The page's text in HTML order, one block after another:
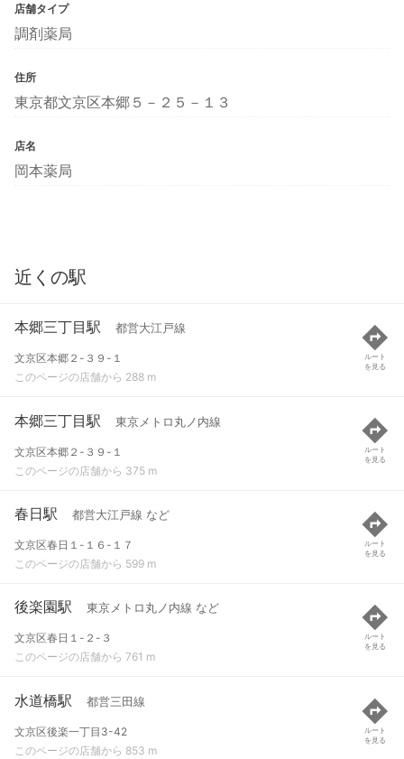
店舗タイプ
調剤薬局
住所
東京都文京区本郷５－２５－１３
店名
岡本薬局
近くの駅
本郷三丁目駅 都営大江戸線
文京区本郷２-３９-１
このページの店舗から 288 m
ルート
を見る
本郷三丁目駅 東京メトロ丸ノ内線
文京区本郷２-３９-１
このページの店舗から 375 m
ルート
を見る
春日駅 都営大江戸線 など
文京区春日１-１６-１７
このページの店舗から 599 m
ルート
を見る
後楽園駅 東京メトロ丸ノ内線 など
文京区春日１-２-３
このページの店舗から 761 m
ルート
を見る
水道橋駅 都営三田線
文京区後楽一丁目3-42
このページの店舗から 853 m
ルート
を見る